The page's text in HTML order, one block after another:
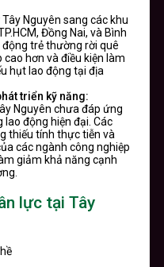
Nguyên sang các khu
Đồng Nai, và Bình
động trẻ thường rời quê
hơn và điều kiện làm
hụt lao động tại địa
triển kỹ năng:
Nguyên chưa đáp ứng
động hiện đại. Các
thiếu tính thực tiễn và
các ngành công nghiệp
giảm khả năng cạnh
lực tại Tây